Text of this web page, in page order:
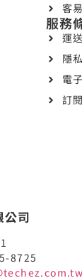
公司
8725
客
服務
運
隱
電
訂